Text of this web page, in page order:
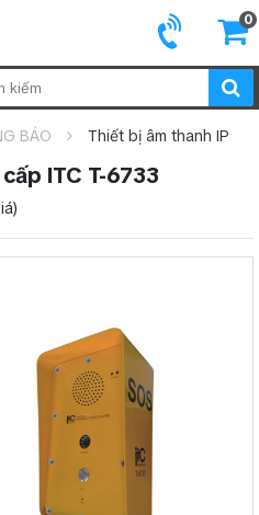
0
BÁO Thiết bị âm thanh IP
ITC T-6733